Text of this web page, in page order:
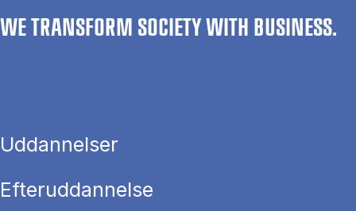
WE TRANSFORM SOCIETY WITH BUSINESS.
Uddannelser
Efteruddannelse